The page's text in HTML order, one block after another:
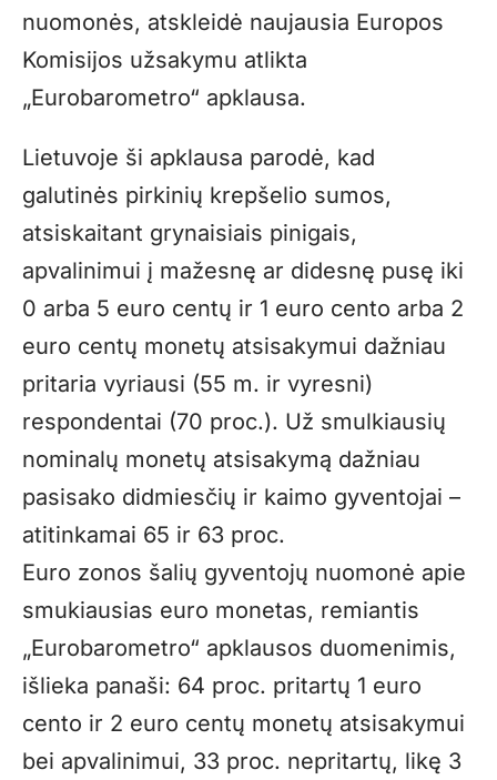
nuomonės, atskleidė naujausia Europos
Komisijos užsakymu atlikta
„Eurobarometro“ apklausa.
Lietuvoje ši apklausa parodė, kad
galutinės pirkinių krepšelio sumos,
atsiskaitant grynaisiais pinigais,
apvalinimui į mažesnę ar didesnę pusę iki
0 arba 5 euro centų ir 1 euro cento arba 2
euro centų monetų atsisakymui dažniau
pritaria vyriausi (55 m. ir vyresni)
respondentai (70 proc.). Už smulkiausių
nominalų monetų atsisakymą dažniau
pasisako didmiesčių ir kaimo gyventojai –
atitinkamai 65 ir 63 proc.
Euro zonos šalių gyventojų nuomonė apie
smukiausias euro monetas, remiantis
„Eurobarometro“ apklausos duomenimis,
išlieka panaši: 64 proc. pritartų 1 euro
cento ir 2 euro centų monetų atsisakymui
bei apvalinimui, 33 proc. nepritartų, likę 3